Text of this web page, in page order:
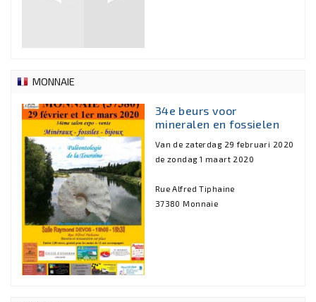
MONNAIE
34e beurs voor
mineralen en fossielen
Van de zaterdag 29 februari 2020
de zondag 1 maart 2020
Rue Alfred Tiphaine
37380 Monnaie